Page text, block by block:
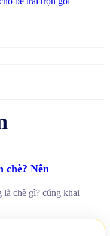
chè? Nên
là chè gì? cúng khai